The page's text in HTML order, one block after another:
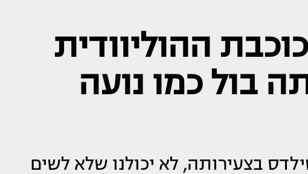
ההוליוודית
בול כמו נועה
בצעירותה, לא יכולנו שלא לשים